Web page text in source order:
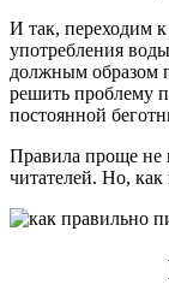
И так, переходим
употребления
должным образом
решить проблему
постоянной
Правила проще не
читателей. Но, как